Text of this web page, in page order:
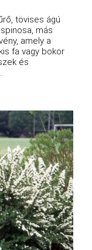
tövises ágú
más
amely a
fa vagy bokor
és